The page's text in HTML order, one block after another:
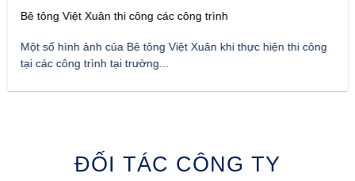
Bê tông Việt Xuân thi công các công trình
Một số hình ảnh của Bê tông Việt Xuân khi thực hiện thi công
tại các công trình tại trường...
ĐỐI TÁC CÔNG TY